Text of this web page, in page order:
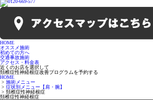
HOME
オススメ施術
初めての方へ
交通事故施術
アクセス・料金表
近くのお店を選択して
頚椎症性神経根症改善プログラムを予約する
HOME
> 施術メニュー
> 症状別メニュー【肩・腕】
> 頚椎症性神経根症
頚椎症性神経根症